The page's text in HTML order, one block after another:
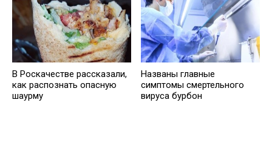
В Роскачестве рассказали,
как распознать опасную
шаурму
Названы главные
симптомы смертельного
вируса бурбон